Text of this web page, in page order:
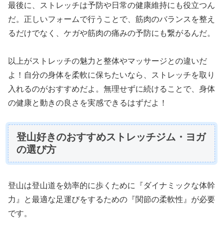
最後に、ストレッチは予防や日常の健康維持にも役立つん
だ。正しいフォームで行うことで、筋肉のバランスを整え
るだけでなく、ケガや筋肉の痛みの予防にも繋がるんだ。
以上がストレッチの魅力と整体やマッサージとの違いだ
よ！自分の身体を柔軟に保ちたいなら、ストレッチを取り
入れるのがおすすめだよ。無理せずに続けることで、身体
の健康と動きの良さを実感できるはずだよ！
登山好きのおすすめストレッチジム・ヨガ
の選び方
登山は登山道を効率的に歩くために『ダイナミックな体幹
力』と最適な足運びをするための『関節の柔軟性』が必要
です。